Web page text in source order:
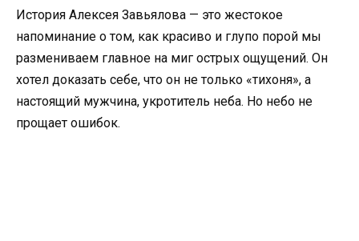
История Алексея Завьялова — это жестокое
напоминание о том, как красиво и глупо порой мы
размениваем главное на миг острых ощущений. Он
хотел доказать себе, что он не только «тихоня», а
настоящий мужчина, укротитель неба. Но небо не
прощает ошибок.